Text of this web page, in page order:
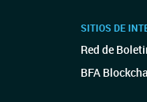
SITIOS DE
Red de
BFA